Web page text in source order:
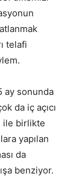
telafi
ay sonunda
da iç açıcı
ile birlikte
yapılan
da
benziyor.